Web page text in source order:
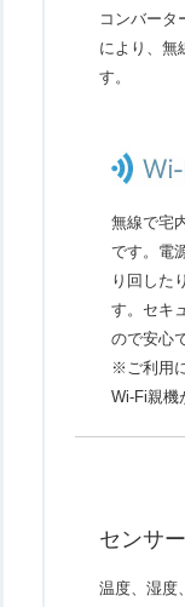
コンバータ
により、無
す。
無線で宅
です。電
り回した
す。セキ
ので安心
※ご利用
Wi-Fi親機
センサ
温度、湿度